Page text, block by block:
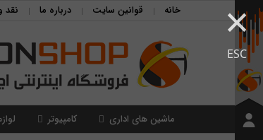
×
ESC
خانه قوانین سایت درباره ما نقد
ماشین های اداری کامپیوتر